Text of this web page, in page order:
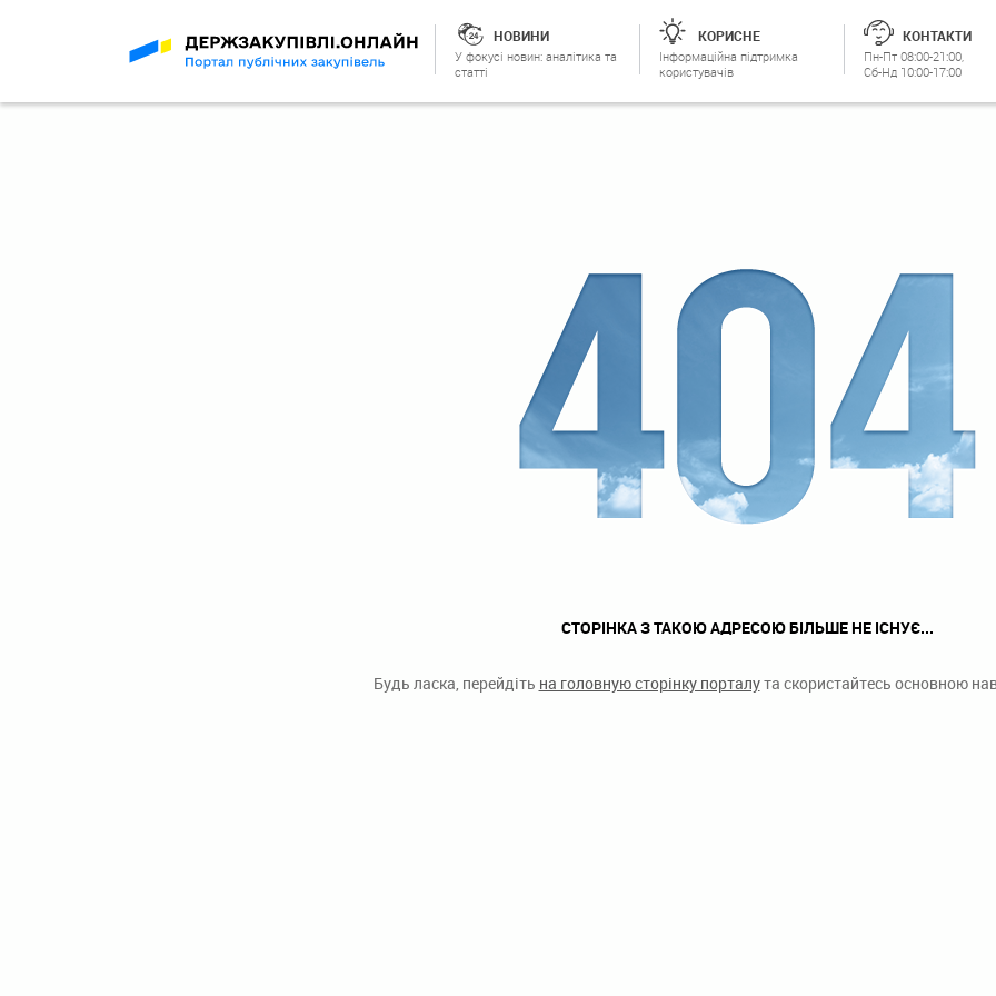
НОВИНИ
У фокусі новин: аналітика та
статті
КОРИСНЕ
Інформаційна підтримка
користувачів
КОНТАКТИ
Пн-Пт 08:00-21:00,
Сб-Нд 10:00-17:00
СТОРІНКА З ТАКОЮ АДРЕСОЮ БІЛЬШЕ НЕ ІСНУЄ...
Будь ласка, перейдіть на головную сторінку порталута скористайтесь основною